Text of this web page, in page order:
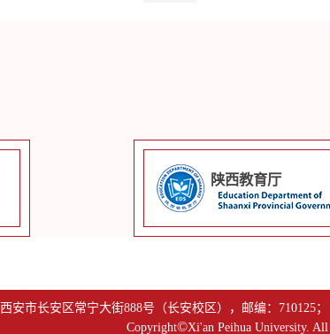
陕西教育厅
西安市长安区常宁大街888号（长安校区），邮编：710125
Copyright©Xi'an Peihua University. All